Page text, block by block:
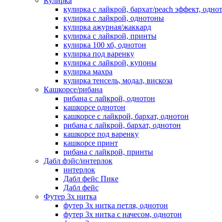
кулирка с лайкрой, бархат/peach эффект,
кулирка с лайкрой, однотоны
кулирка ажурная/жаккард
кулирка с лайкрой, принты
кулирка 100 хб, однотон
кулирка под варенку
кулирка с лайкрой, купоны
кулирка махра
кулирка тенсель, модал, вискоза
Кашкорсе/рибана
рибана с лайкрой, однотон
кашкорсе однотон
кашкорсе с лайкрой, бархат, однотон
рибана с лайкрой, бархат, однотон
кашкорсе под варенку
кашкорсе принт
рибана с лайкрой, принты
Дабл фэйс/интерлок
интерлок
Дабл фейс Пике
Дабл фейс
Футер 3х нитка
футер 3х нитка петля, однотон
футер 3х нитка с начесом, однотон